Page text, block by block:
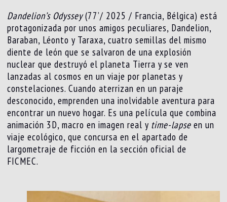
Dandelion’s Odyssey(77’/ 2025 / Francia, Bélgica) está
protagonizada por unos amigos peculiares, Dandelion,
Baraban, Léonto y Taraxa, cuatro semillas del mismo
diente de león que se salvaron de una explosión
nuclear que destruyó el planeta Tierra y se ven
lanzadas al cosmos en un viaje por planetas y
constelaciones. Cuando aterrizan en un paraje
desconocido, emprenden una inolvidable aventura para
encontrar un nuevo hogar. Es una película que combina
animación 3D, macro en imagen real y time-lapse en un
viaje ecológico, que concursa en el apartado de
largometraje de ficción en la sección oficial de
FICMEC.